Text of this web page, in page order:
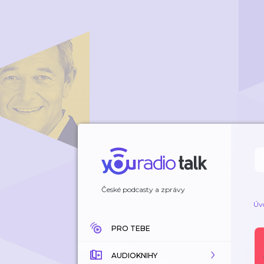
České podcasty a zprávy
PRO TEBE
AUDIOKNIHY